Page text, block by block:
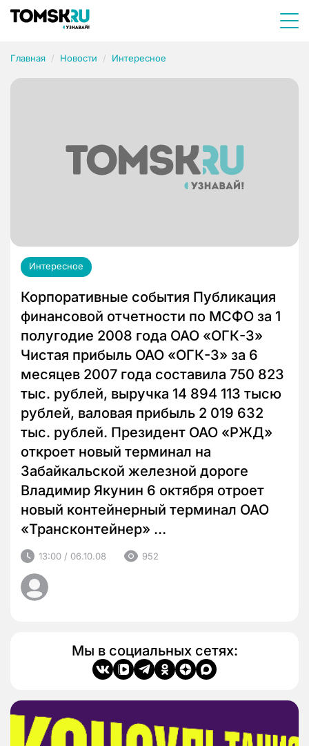
Главная Новости Интересное
Интересное
Корпоративные события Публикация
финансовой отчетности по МСФО за 1
полугодие 2008 года ОАО «ОГК-3»
Чистая прибыль ОАО «ОГК-3» за 6
месяцев 2007 года составила 750 823
тыс. рублей, выручка 14 894 113 тысю
рублей, валовая прибыль 2 019 632
тыс. рублей. Президент ОАО «РЖД»
откроет новый терминал на
Забайкальской железной дороге
Владимир Якунин 6 октября отроет
новый контейнерный терминал ОАО
«Трансконтейнер» …
13:00 / 06.10.08 952
Мы в социальных сетях: